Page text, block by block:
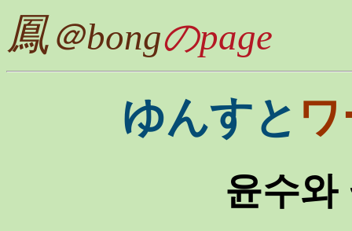
鳳＠bongのpage
ゆんすと
윤수와